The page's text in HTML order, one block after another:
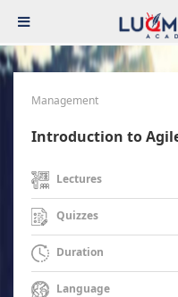
Management
Introduction to
Lectures
Quizzes
Duration
Language